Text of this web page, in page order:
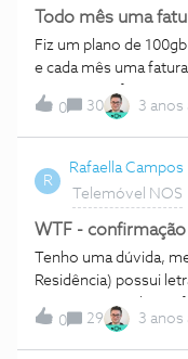
Todo mês uma
Fiz um plano de
e cada mês uma
NOS.Como faço pra
reclamação a DECO
0 30 3 anos
R
Rafaella Campos
Telemóvel NOS
WTF -
Tenho uma dúvida,
Residência) possui
1205 - após pedir
cidadão para o
motivo, o que faço?
0 29 3 anos